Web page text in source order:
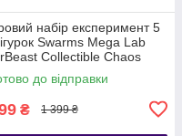
набір експеримент 5
Swarms Mega Lab
Collectible Chaos
до відправки
₴ 1 399 ₴